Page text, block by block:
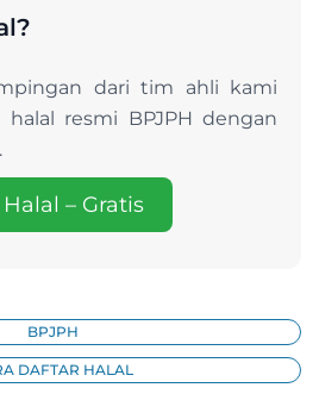
dari tim ahli kami
resmi BPJPH dengan
– Gratis
BPJPH
DAFTAR HALAL